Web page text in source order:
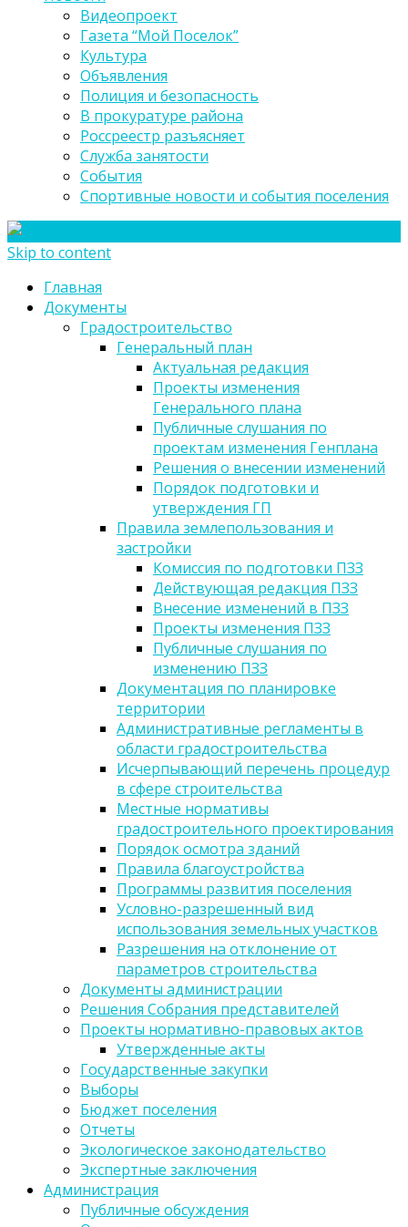
Видеопроект
Газета “Мой Поселок”
Культура
Объявления
Полиция и безопасность
В прокуратуре района
Россреестр разъясняет
Служба занятости
События
Спортивные новости и события поселения
Skip to content
Главная
Документы
Градостроительство
Генеральный план
Актуальная редакция
Проекты изменения
Генерального плана
Публичные слушания по
проектам изменения Генплана
Решения о внесении изменений
Порядок подготовки и
утверждения ГП
Правила землепользования и
застройки
Комиссия по подготовки ПЗЗ
Действующая редакция ПЗЗ
Внесение изменений в ПЗЗ
Проекты изменения ПЗЗ
Публичные слушания по
изменению ПЗЗ
Документация по планировке
территории
Административные регламенты в
области градостроительства
Исчерпывающий перечень процедур
в сфере строительства
Местные нормативы
градостроительного проектирования
Порядок осмотра зданий
Правила благоустройства
Программы развития поселения
Условно-разрешенный вид
использования земельных участков
Разрешения на отклонение от
параметров строительства
Документы администрации
Решения Собрания представителей
Проекты нормативно-правовых актов
Утвержденные акты
Государственные закупки
Выборы
Бюджет поселения
Отчеты
Экологическое законодательство
Экспертные заключения
Администрация
Публичные обсуждения